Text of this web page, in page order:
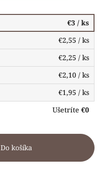
€3 / ks
€2,55 / ks
€2,25 / ks
€2,10 / ks
€1,95 / ks
Ušetríte €0
Do košíka